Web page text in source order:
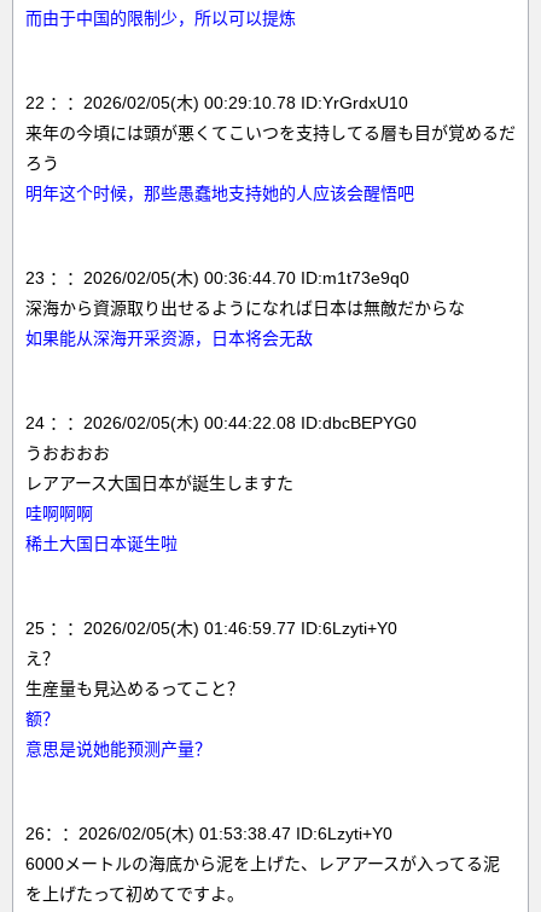
而由于中国的限制少，所以可以提炼
22 ：：2026/02/05(木) 00:29:10.78 ID:YrGrdxU10
来年の今頃には頭が悪くてこいつを支持してる層も目が覚めるだ
ろう
明年这个时候，那些愚蠢地支持她的人应该会醒悟吧
23 ：：2026/02/05(木) 00:36:44.70 ID:m1t73e9q0
深海から資源取り出せるようになれば日本は無敵だからな
如果能从深海开采资源，日本将会无敌
24 ：：2026/02/05(木) 00:44:22.08 ID:dbcBEPYG0
うおおおお
レアアース大国日本が誕生しますた
哇啊啊啊
稀土大国日本诞生啦
25 ：：2026/02/05(木) 01:46:59.77 ID:6Lzyti+Y0
え？
生産量も見込めるってこと？
额？
意思是说她能预测产量？
26：：2026/02/05(木) 01:53:38.47 ID:6Lzyti+Y0
6000メートルの海底から泥を上げた、レアアースが入ってる泥
を上げたって初めてですよ。